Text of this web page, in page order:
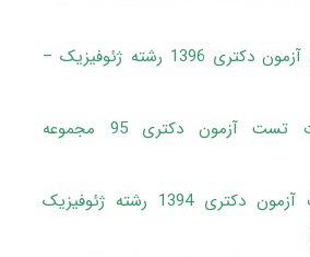
دانلود سؤالات آزمون دکتری 1396 رشته ژئوفیزیک –
دانلود سؤالات تست آزمون دکتری 95 مجموعه
دانلود سؤالات آزمون دکتری 1394 رشته ژئوفیزیک